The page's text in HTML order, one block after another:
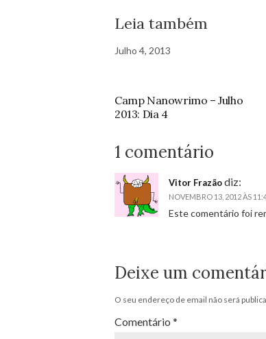
Leia também
Julho 4, 2013
Camp Nanowrimo – Julho
2013: Dia 4
1 comentário
Vitor Frazãodiz:
NOVEMBRO 13, 2012 ÀS
Este comentário foi
Deixe um
O seu endereço de email não será
Comentário *